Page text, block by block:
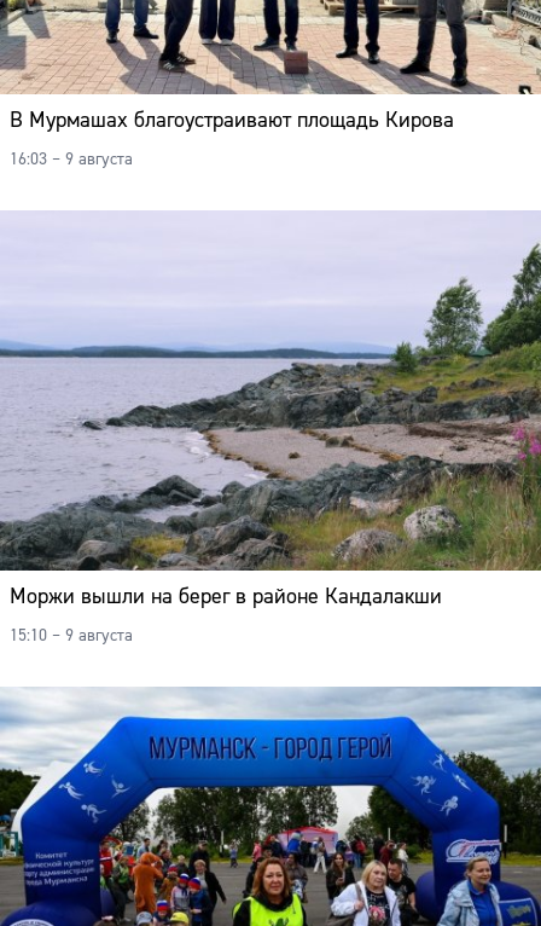
В Мурмашах благоустраивают площадь Кирова
16:03 – 9 августа
Моржи вышли на берег в районе Кандалакши
15:10 – 9 августа